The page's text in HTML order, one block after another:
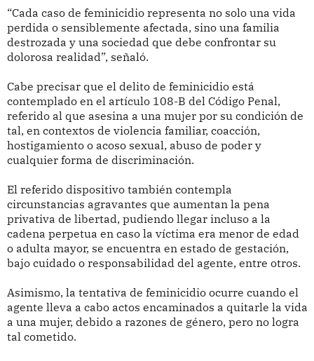
“Cada caso de feminicidio representa no solo una vida
perdida o sensiblemente afectada, sino una familia
destrozada y una sociedad que debe confrontar su
dolorosa realidad”, señaló.
Cabe precisar que el delito de feminicidio está
contemplado en el artículo 108-B del Código Penal,
referido al que asesina a una mujer por su condición de
tal, en contextos de violencia familiar, coacción,
hostigamiento o acoso sexual, abuso de poder y
cualquier forma de discriminación.
El referido dispositivo también contempla
circunstancias agravantes que aumentan la pena
privativa de libertad, pudiendo llegar incluso a la
cadena perpetua en caso la víctima era menor de edad
o adulta mayor, se encuentra en estado de gestación,
bajo cuidado o responsabilidad del agente, entre otros.
Asimismo, la tentativa de feminicidio ocurre cuando el
agente lleva a cabo actos encaminados a quitarle la vida
a una mujer, debido a razones de género, pero no logra
tal cometido.